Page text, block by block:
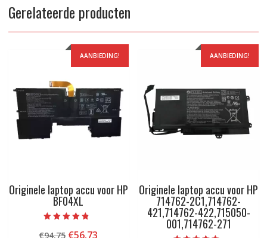
Gerelateerde producten
AANBIEDING!
Originele laptop accu voor HP
BF04XL
met
€94.75 Oorspronkelijke
€56.73
AANBIEDING!
Originele laptop accu voor HP
714762-2C1,714762-
421,714762-422,715050-
001,714762-271